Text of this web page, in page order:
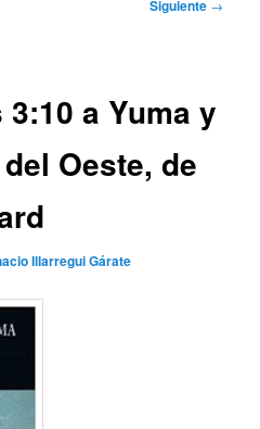
Siguiente →
a Yuma y
Oeste, de
Illarregui Gárate